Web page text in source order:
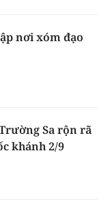
nơi xóm đạo
Sa rộn rã
khánh 2/9